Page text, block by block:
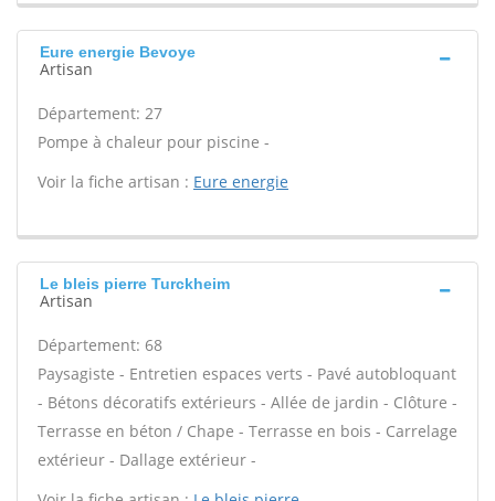
Eure energie Bevoye
Artisan
Département: 27
Pompe à chaleur pour piscine -
Voir la fiche artisan : Eure energie
Le bleis pierre Turckheim
Artisan
Département: 68
Paysagiste - Entretien espaces verts - Pavé autobloquant
- Bétons décoratifs extérieurs - Allée de jardin - Clôture -
Terrasse en béton / Chape - Terrasse en bois - Carrelage
extérieur - Dallage extérieur -